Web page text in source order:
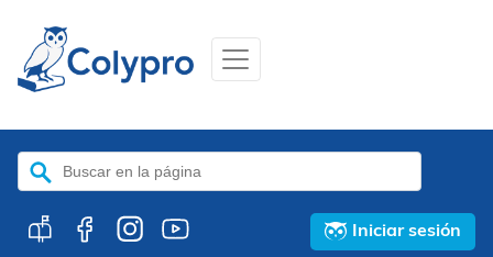
Buscar:
Iniciar sesión